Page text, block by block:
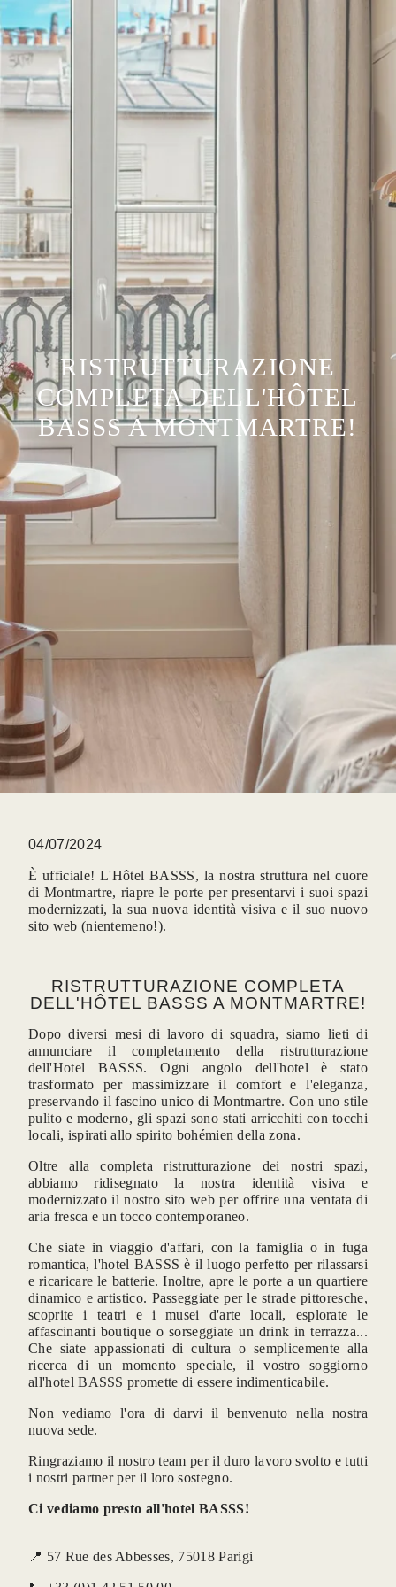
RISTRUTTURAZIONE
COMPLETA DELL'HÔTEL
BASSS A MONTMARTRE!
04/07/2024
È ufficiale! L'Hôtel BASSS, la nostra struttura nel cuore
di Montmartre, riapre le porte per presentarvi i suoi spazi
modernizzati, la sua nuova identità visiva e il suo nuovo
sito web (nientemeno!).
RISTRUTTURAZIONE COMPLETA
DELL'HÔTEL BASSS A MONTMARTRE!
Dopo diversi mesi di lavoro di squadra, siamo lieti di
annunciare il completamento della ristrutturazione
dell'Hotel BASSS. Ogni angolo dell'hotel è stato
trasformato per massimizzare il comfort e l'eleganza,
preservando il fascino unico di Montmartre. Con uno stile
pulito e moderno, gli spazi sono stati arricchiti con tocchi
locali, ispirati allo spirito bohémien della zona.
Oltre alla completa ristrutturazione dei nostri spazi,
abbiamo ridisegnato la nostra identità visiva e
modernizzato il nostro sito web per offrire una ventata di
aria fresca e un tocco contemporaneo.
Che siate in viaggio d'affari, con la famiglia o in fuga
romantica, l'hotel BASSS è il luogo perfetto per rilassarsi
e ricaricare le batterie. Inoltre, apre le porte a un quartiere
dinamico e artistico. Passeggiate per le strade pittoresche,
scoprite i teatri e i musei d'arte locali, esplorate le
affascinanti boutique o sorseggiate un drink in terrazza...
Che siate appassionati di cultura o semplicemente alla
ricerca di un momento speciale, il vostro soggiorno
all'hotel BASSS promette di essere indimenticabile.
Non vediamo l'ora di darvi il benvenuto nella nostra
nuova sede.
Ringraziamo il nostro team per il duro lavoro svolto e tutti
i nostri partner per il loro sostegno.
Ci vediamo presto all'hotel BASSS!
📍 57 Rue des Abbesses, 75018 Parigi
CONTACT-
Cognome* :
Email